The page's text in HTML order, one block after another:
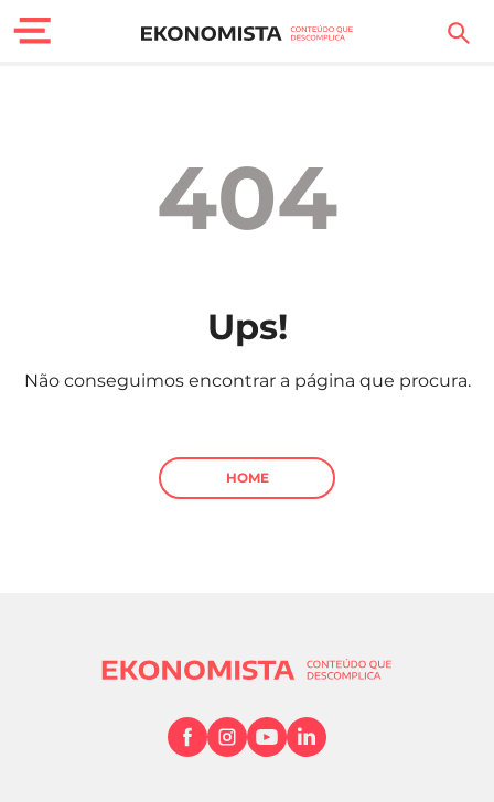
Carreira
Sociedade
Negócios
404
Ups!
Não conseguimos encontrar a página que procura.
HOME